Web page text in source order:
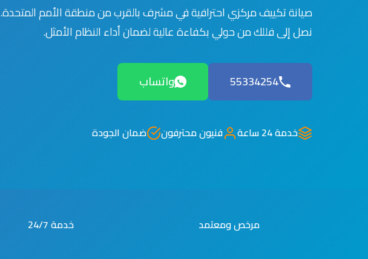
صيانة تكييف مركزي احترافية في مشرف بالقرب من منطقة الأمم المتحدة.
نصل إلى فللك من حولي بكفاءة عالية لضمان أداء النظام الأمثل.
55334254 واتساب
خدمة 24 ساعة فنيون محترفون ضمان الجودة
مرخص ومعتمد خدمة 24/7